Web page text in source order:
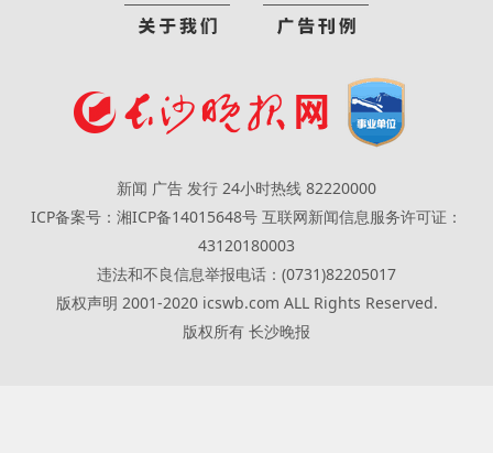
新闻 广告 发行 24小时热线 82220000
ICP备案号：湘ICP备14015648号 互联网新闻信息服务许可证：
43120180003
违法和不良信息举报电话：(0731)82205017
版权声明 2001-2020 icswb.com ALL Rights Reserved.
版权所有 长沙晚报